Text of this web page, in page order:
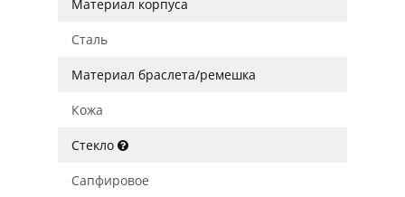
Материал корпуса
Сталь
Материал браслета/ремешка
Кожа
Стекло
Сапфировое